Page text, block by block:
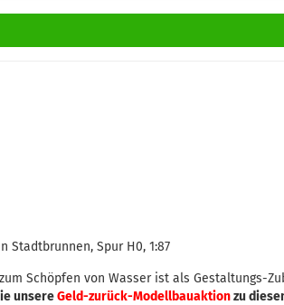
Stadtbrunnen, Spur H0, 1:87
Schöpfen von Wasser ist als Gestaltungs-
unsereGeld-zurück-Modellbauaktionzu